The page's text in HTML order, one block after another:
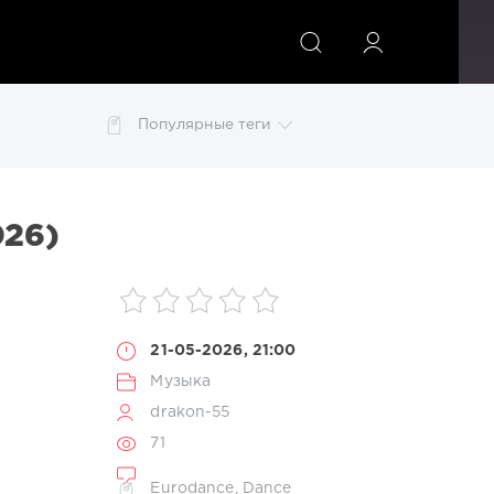
ИСКАТЬ
Популярные теги
21-05-2026, 21:00
Музыка
drakon-55
71
Eurodance Dance